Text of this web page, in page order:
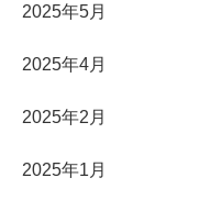
2025年5月
2025年4月
2025年2月
2025年1月